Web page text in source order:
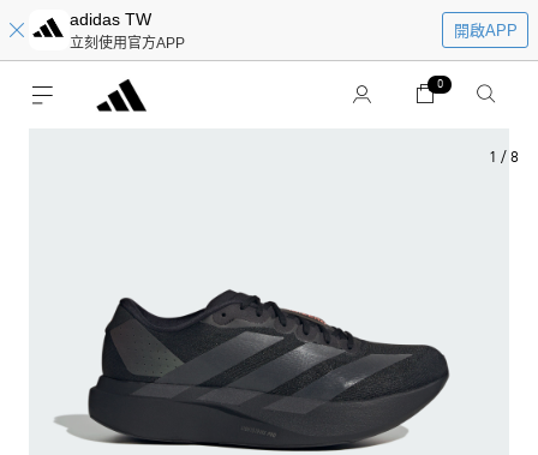
adidas TW
立刻使用官方APP
開啟APP
0
1 / 8